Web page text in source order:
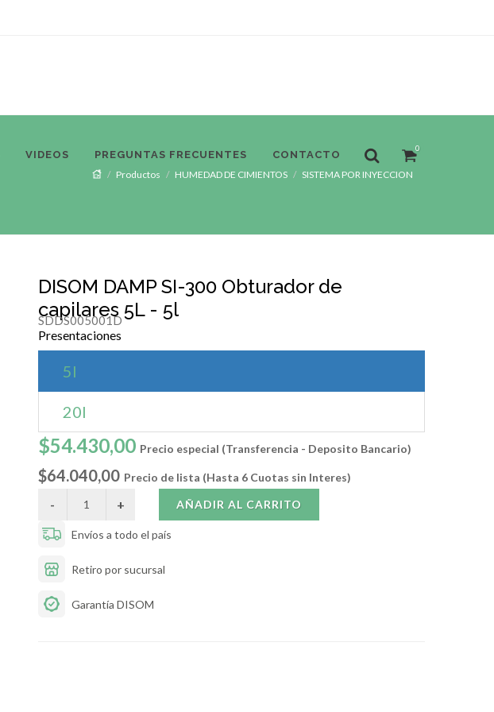
VIDEOS PREGUNTAS FRECUENTES CONTACTO
0
Productos HUMEDAD DE CIMIENTOS SISTEMA POR INYECCION
DISOM DAMP SI-300 Obturador de
capilares 5L - 5l
SDDS005001D
Presentaciones
5l
20l
$54.430,00 Precio especial (Transferencia - Deposito Bancario)
$64.040,00 Precio de lista (Hasta 6 Cuotas sin Interes)
AÑADIR AL CARRITO
Envíos a todo el país
Retiro por sucursal
Garantía DISOM